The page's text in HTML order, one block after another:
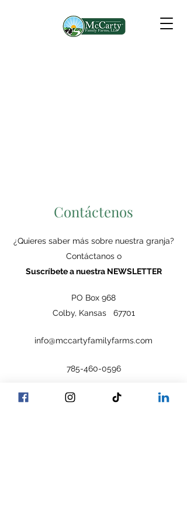
Contáctenos
¿Quieres saber más sobre nuestra granja?
Contáctanos o
Suscríbete a nuestra NEWSLETTER
PO Box 968
Colby, Kansas 67701
info@mccartyfamilyfarms.com
785-460-0596